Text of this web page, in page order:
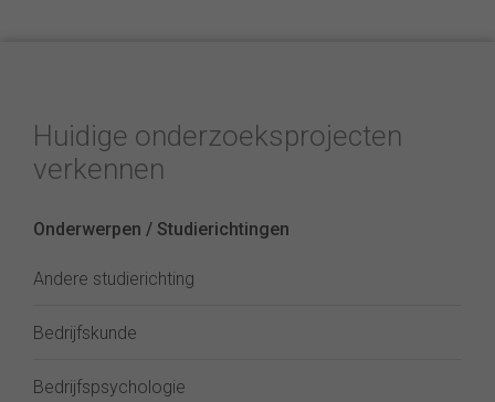
Huidige onderzoeksprojecten
verkennen
Onderwerpen / Studierichtingen
Andere studierichting
Bedrijfskunde
Bedrijfspsychologie